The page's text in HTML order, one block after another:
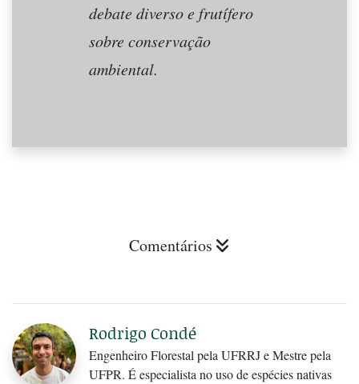
debate diverso e frutífero
sobre conservação
ambiental.
Comentários
Rodrigo Condé
Engenheiro Florestal pela UFRRJ e Mestre pela
UFPR. É especialista no uso de espécies nativas